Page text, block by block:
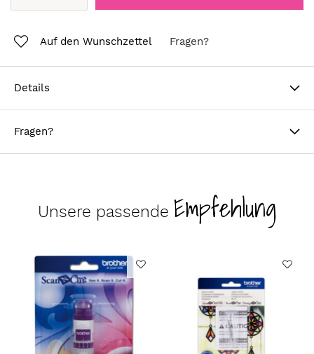
Auf den Wunschzettel Fragen?
Details
Fragen?
Unsere passende Empfehlung